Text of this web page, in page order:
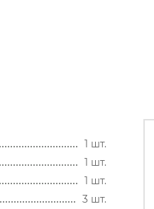
1 шт.
1 шт.
1 шт.
3 шт.